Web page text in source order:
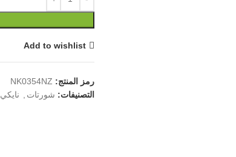
Add to wishlist
رمز المنتج: NK0354NZ
التصنيفات: شورتات نايكي